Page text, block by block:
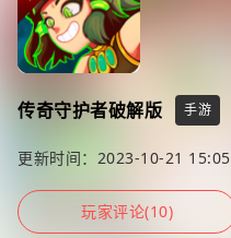
传奇守护者破解版 手游
更新时间：2023-10-21 15:05
玩家评论(10)